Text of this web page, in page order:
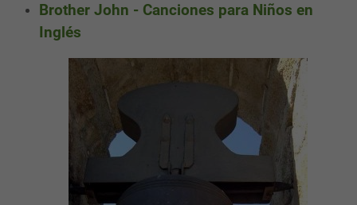
Brother John - Canciones para Niños en
Inglés